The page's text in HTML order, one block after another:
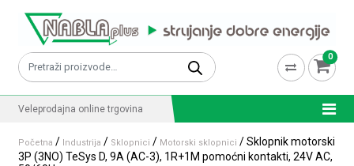
Pretraži: 0
Veleprodajna online trgovina
Početna / Industrija / Sklopnici / Motorski sklopnici / Sklopnik motorski
3P (3NO) TeSys D, 9A (AC-3), 1R+1M pomoćni kontakti, 24V AC,